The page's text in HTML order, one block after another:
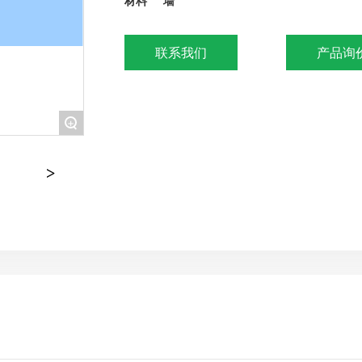
+
联系我们 产品询